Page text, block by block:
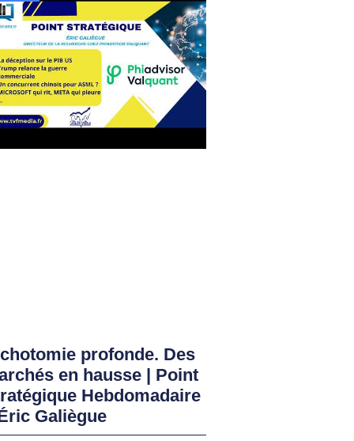
profonde. Des
en hausse | Point
Hebdomadaire
Galiègue